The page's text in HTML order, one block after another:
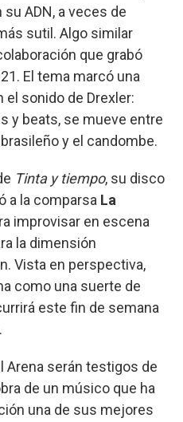
ADN, a veces de
sutil. Algo similar
que grabó
El tema marcó una
el sonido de Drexler:
y beats, se mueve entre
y el candombe.
Tinta y tiempo, su disco
a la comparsa La
improvisar en escena
la dimensión
Vista en perspectiva,
como una suerte de
este fin de semana
Arena serán testigos de
de un músico que ha
una de sus mejores